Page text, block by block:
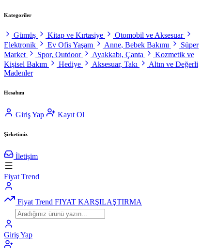
Kategoriler
Gümüş Kitap ve Kırtasiye
Otomobil ve Aksesuar
Elektronik
Ev Ofis Yaşam Anne, Bebek Bakımı
Süper
Market
Spor, Outdoor Ayakkabı, Çanta
Kozmetik ve
Kişisel Bakım
Hediye Aksesuar, Takı
Altın ve Değerli
Madenler
Hesabım
Giriş Yap Kayıt Ol
Şirketimiz
İletişim
Fiyat Trend
Fiyat Trend FIYAT KARŞILAŞTIRMA
Giriş Yap